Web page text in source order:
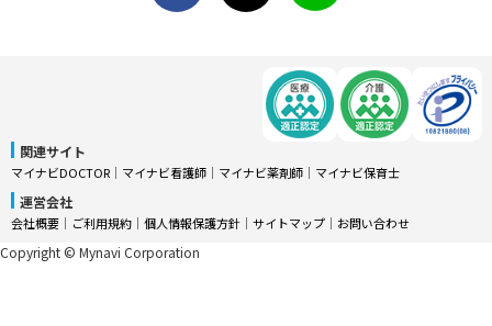
関連サイト
マイナビDOCTOR │ マイナビ看護師 │ マイナビ薬剤師 │ マイナビ保育士
運営会社
会社概要 │ ご利用規約 │ 個人情報保護方針 │ サイトマップ │ お問い合わせ
Copyright © Mynavi Corporation